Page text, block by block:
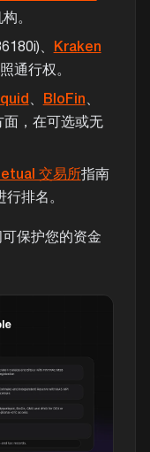
。
、
Kraken
通行权。
、 BloFin 、
面，在可选或无
交易所指南
排名。
保护您的资金